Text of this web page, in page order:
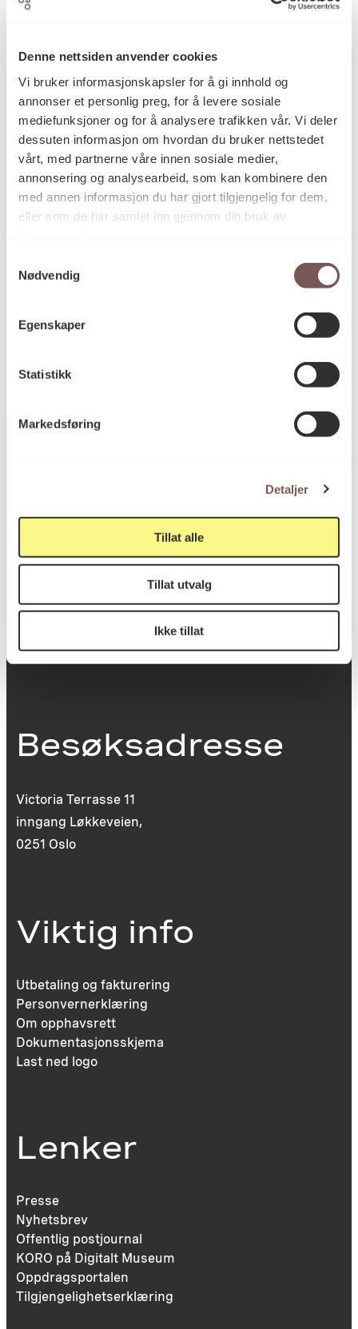
Denne nettsiden anvender cookies
Vi bruker informasjonskapsler for å gi innhold og
annonser et personlig preg, for å levere sosiale
mediefunksjoner og for å analysere trafikken vår. Vi deler
dessuten informasjon om hvordan du bruker nettstedet
vårt, med partnerne våre innen sosiale medier,
annonsering og analysearbeid, som kan kombinere den
med annen informasjon du har gjort tilgjengelig for dem,
eller som de har samlet inn gjennom din bruk av
Nødvendig
Egenskaper
Statistikk
Markedsføring
Detaljer
Tillat alle
Tillat utvalg
Ikke tillat
Kategori Analogt foto, Fotografi
Teknikk og
materiale
Fotografi på aluminiumsplate
Mål
Høyde: 40cm
Reference
Postboks 6994
0130 Oslo
Besøksadresse
Victoria Terrasse 11
inngang Løkkeveien,
0251 Oslo
Viktig info
Utbetaling og fakturering
Personvernerklæring
Om opphavsrett
Dokumentasjonsskjema
Last ned logo
Lenker
Presse
Nyhetsbrev
Offentlig postjournal
KORO på Digitalt Museum
Oppdragsportalen
Tilgjengelighetserklæring